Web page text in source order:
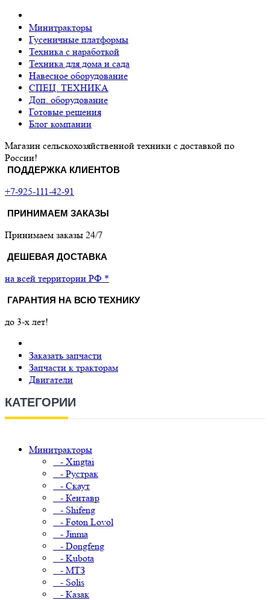
Минитракторы
Гусеничные платформы
Техника с наработкой
Техника для дома и сада
Навесное оборудование
СПЕЦ. ТЕХНИКА
Доп. оборудование
Готовые решения
Блог компании
Магазин сельскохозяйственной техники с доставкой по
России!
ПОДДЕРЖКА КЛИЕНТОВ
+7-925-111-42-91
ПРИНИМАЕМ ЗАКАЗЫ
Принимаем заказы 24/7
ДЕШЕВАЯ ДОСТАВКА
на всей территории РФ *
ГАРАНТИЯ НА ВСЮ ТЕХНИКУ
до 3-х лет!
Заказать запчасти
Запчасти к тракторам
Двигатели
КАТЕГОРИИ
Минитракторы
- Xingtai
- Рустрак
- Скаут
- Кентавр
- Shifeng
- Foton Lovol
- Jinma
- Dongfeng
- Kubota
- МТЗ
- Solis
- Казак